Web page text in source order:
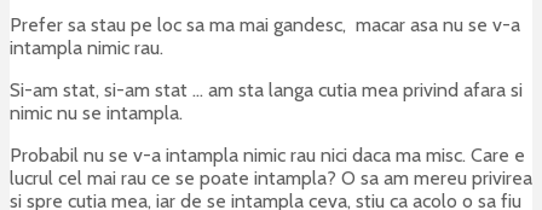
Prefer sa stau pe loc sa ma mai gandesc, macar asa nu se v-a
intampla nimic rau.
Si-am stat, si-am stat … am sta langa cutia mea privind afara si
nimic nu se intampla.
Probabil nu se v-a intampla nimic rau nici daca ma misc. Care e
lucrul cel mai rau ce se poate intampla? O sa am mereu privirea
si spre cutia mea, iar de se intampla ceva, stiu ca acolo o sa fiu